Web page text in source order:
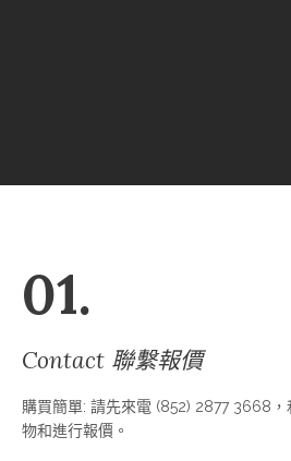
01.
Contact 聯繫報價
購買簡單: 請先來電 (852) 2877 3668
物和進行報價。